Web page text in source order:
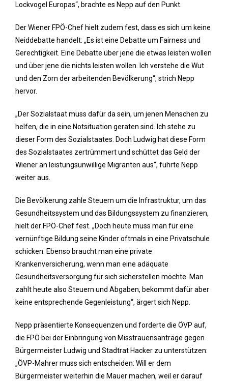
Lockvogel Europas“, brachte es Nepp auf den Punkt.
Der Wiener FPÖ-Chef hielt zudem fest, dass es sich um keine
Neiddebatte handelt: „Es ist eine Debatte um Fairness und
Gerechtigkeit. Eine Debatte über jene die etwas leisten wollen
und über jene die nichts leisten wollen. Ich verstehe die Wut
und den Zorn der arbeitenden Bevölkerung“, strich Nepp
hervor.
„Der Sozialstaat muss dafür da sein, um jenen Menschen zu
helfen, die in eine Notsituation geraten sind. Ich stehe zu
dieser Form des Sozialstaates. Doch Ludwig hat diese Form
des Sozialstaates zertrümmert und schüttet das Geld der
Wiener an leistungsunwillige Migranten aus“, führte Nepp
weiter aus.
Die Bevölkerung zahle Steuern um die Infrastruktur, um das
Gesundheitssystem und das Bildungssystem zu finanzieren,
hielt der FPÖ-Chef fest. „Doch heute muss man für eine
vernünftige Bildung seine Kinder oftmals in eine Privatschule
schicken. Ebenso braucht man eine private
Krankenversicherung, wenn man eine adäquate
Gesundheitsversorgung für sich sicherstellen möchte. Man
zahlt heute also Steuern und Abgaben, bekommt dafür aber
keine entsprechende Gegenleistung“, ärgert sich Nepp.
Nepp präsentierte Konsequenzen und forderte die ÖVP auf,
die FPÖ bei der Einbringung von Misstrauensanträge gegen
Bürgermeister Ludwig und Stadtrat Hacker zu unterstützen:
„ÖVP-Mahrer muss sich entscheiden: Will er dem
Bürgermeister weiterhin die Mauer machen, weil er darauf